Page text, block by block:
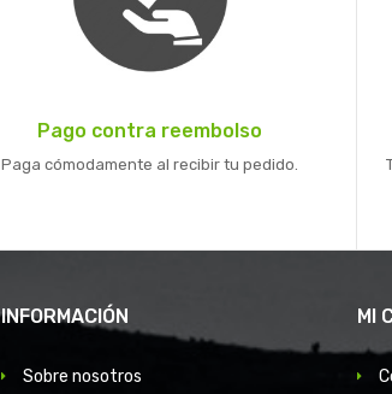
Pago contra reembolso
Paga cómodamente al recibir tu pedido.
INFORMACIÓN
Sobre nosotros
MI